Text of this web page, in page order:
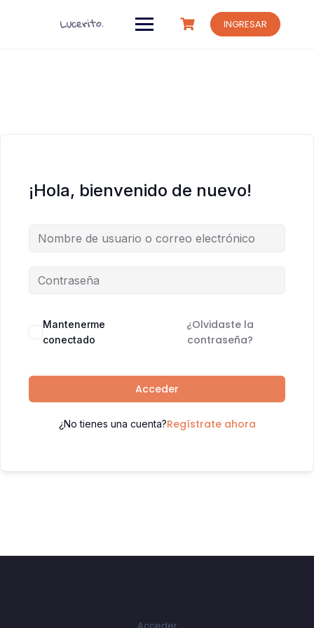
INGRESAR
¡Hola, bienvenido de nuevo!
Mantenerme
conectado
¿Olvidaste la
contraseña?
Acceder
¿No tienes una cuenta?Regístrate ahora